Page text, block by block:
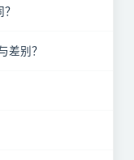
差别？